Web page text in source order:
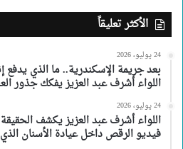
الأكثر تعليقاً
24 يوليو، 2026
بعد جريمة الإسكندرية.. ما الذي يدفع
اللواء أشرف عبد العزيز يفكك جذور
24 يوليو، 2026
اللواء أشرف عبد العزيز يكشف
فيديو الرقص داخل عيادة الأسنان